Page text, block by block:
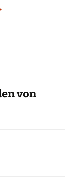
von